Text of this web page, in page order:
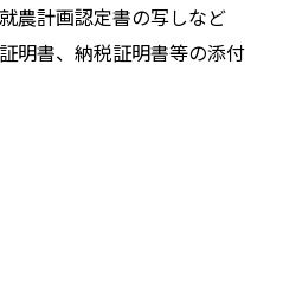
農計画認定書の写しなど
明書、納税証明書等の添付